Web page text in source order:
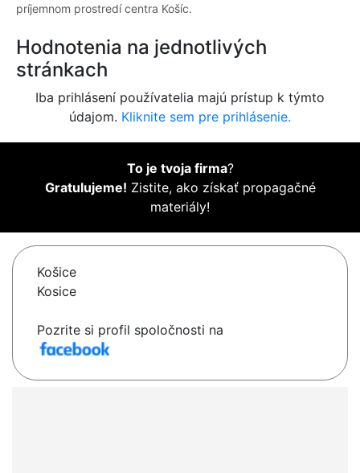
príjemnom prostredí centra Košíc.
Hodnotenia na jednotlivých
stránkach
Iba prihlásení používatelia majú prístup k týmto
údajom. Kliknite sem pre prihlásenie.
To je tvoja firma?
Gratulujeme! Zistite, ako získať propagačné
materiály!
Košice
Kosice
Pozrite si profil spoločnosti na